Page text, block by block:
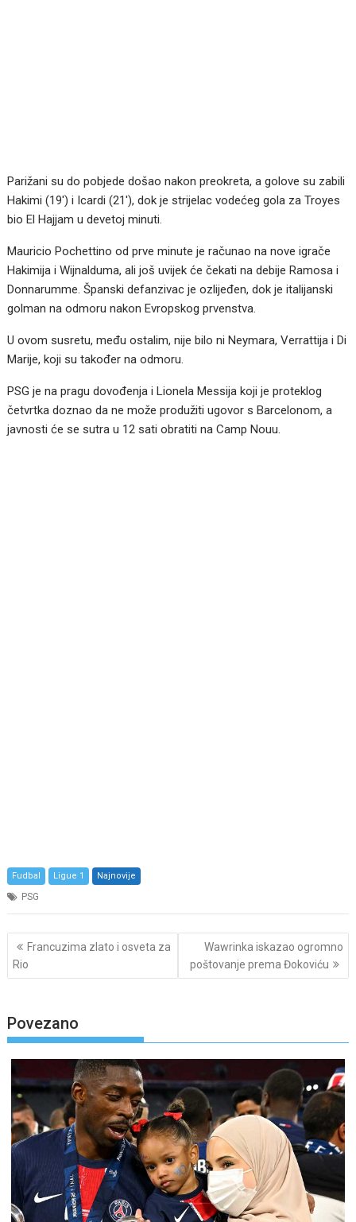
Parižani su do pobjede došao nakon preokreta, a golove su zabili
Hakimi (19′) i Icardi (21′), dok je strijelac vodećeg gola za Troyes
bio El Hajjam u devetoj minuti.
Mauricio Pochettino od prve minute je računao na nove igrače
Hakimija i Wijnalduma, ali još uvijek će čekati na debije Ramosa i
Donnarumme. Španski defanzivac je ozlijeđen, dok je italijanski
golman na odmoru nakon Evropskog prvenstva.
U ovom susretu, među ostalim, nije bilo ni Neymara, Verrattija i Di
Marije, koji su također na odmoru.
PSG je na pragu dovođenja i Lionela Messija koji je proteklog
četvrtka doznao da ne može produžiti ugovor s Barcelonom, a
javnosti će se sutra u 12 sati obratiti na Camp Nouu.
Fudbal Ligue 1 Najnovije
PSG
Post
navigation
Francuzima zlato i osveta za
Rio
Wawrinka iskazao ogromno
poštovanje prema Đokoviću
Povezano